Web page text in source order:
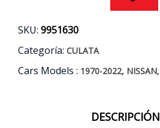
$814.990.$639.990.
SKU: 9951630
Categoría: CULATA
Cars Models : 1970-2022, NISSAN,
DESCRIPCIÓN